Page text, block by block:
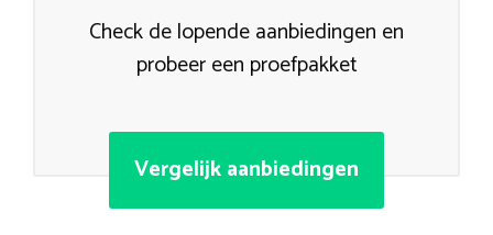
Check de lopende aanbiedingen en
probeer een proefpakket
Vergelijk aanbiedingen